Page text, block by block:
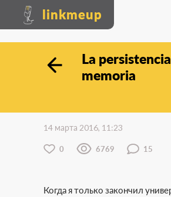
linkmeup
La
memoria
14 марта 2016, 11:23
0 6769 15
Когда я только закончил